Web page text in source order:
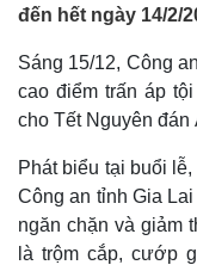
đến hết ngày 14/2/
Sáng 15/12, Công
cao điểm trấn áp
cho Tết Nguyên đán
Phát biểu tại buổi
Công an tỉnh Gia
ngăn chặn và giảm
là trộm cắp, cướp